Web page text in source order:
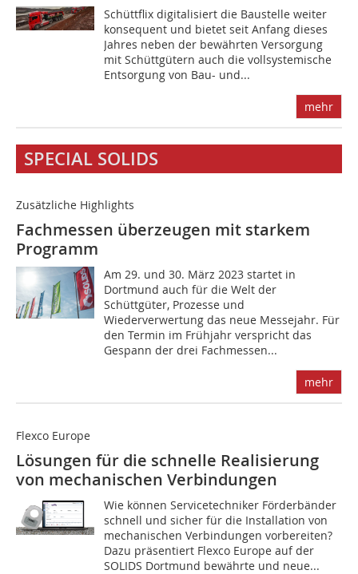
Schüttflix digitalisiert die Baustelle weiter
konsequent und bietet seit Anfang dieses
Jahres neben der bewährten Versorgung
mit Schüttgütern auch die vollsystemische
Entsorgung von Bau- und...
mehr
SPECIAL SOLIDS
Zusätzliche Highlights
Fachmessen überzeugen mit starkem
Programm
Am 29. und 30. März 2023 startet in
Dortmund auch für die Welt der
Schüttgüter, Prozesse und
Wiederverwertung das neue Messejahr. Für
den Termin im Frühjahr verspricht das
Gespann der drei Fachmessen...
mehr
Flexco Europe
Lösungen für die schnelle Realisierung
von mechanischen Verbindungen
Wie können Servicetechniker Förderbänder
schnell und sicher für die Installation von
mechanischen Verbindungen vorbereiten?
Dazu präsentiert Flexco Europe auf der
SOLIDS Dortmund bewährte und neue...